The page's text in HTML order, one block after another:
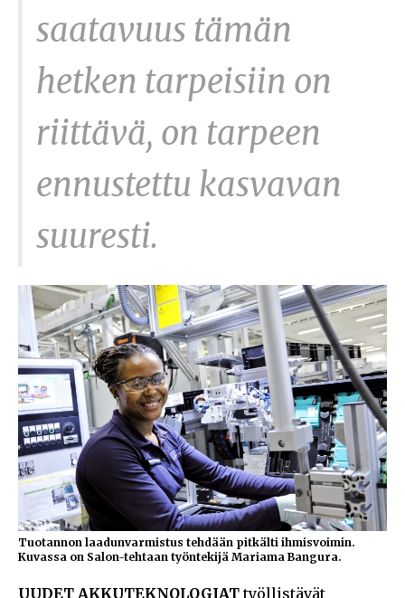
saatavuus tämän
hetken tarpeisiin on
riittävä, on tarpeen
ennustettu kasvavan
suuresti.
Tuotannon laadunvarmistus tehdään pitkälti ihmisvoimin.
Kuvassa on Salon-tehtaan työntekijä Mariama Bangura.
UUDET AKKUTEKNOLOGIATtyöllistävät